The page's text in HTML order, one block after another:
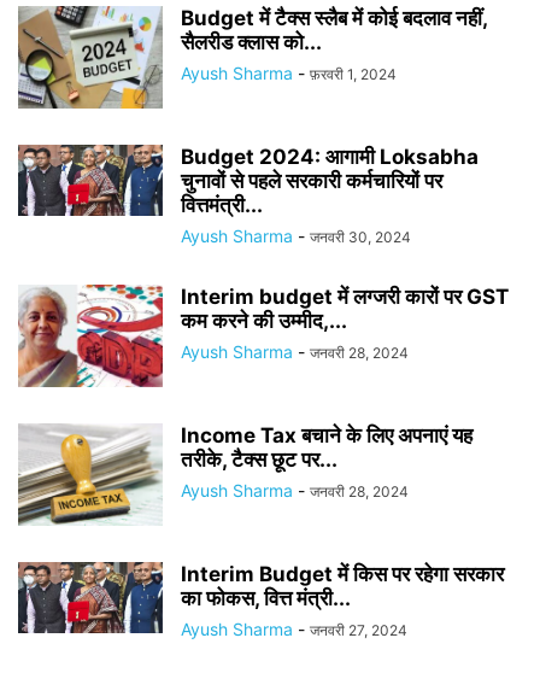
Budget में टैक्स स्लैब में कोई बदलाव नहीं,
सैलरीड क्लास को...
Ayush Sharma - फ़रवरी 1, 2024
Budget 2024: आगामी Loksabha
चुनावों से पहले सरकारी कर्मचारियों पर
वित्तमंत्री...
Ayush Sharma - जनवरी 30, 2024
Interim budget में लग्जरी कारों पर GST
कम करने की उम्मीद,...
Ayush Sharma - जनवरी 28, 2024
Income Tax बचाने के लिए अपनाएं यह
तरीके, टैक्स छूट पर...
Ayush Sharma - जनवरी 28, 2024
Interim Budget में किस पर रहेगा सरकार
का फोकस, वित्त मंत्री...
Ayush Sharma - जनवरी 27, 2024